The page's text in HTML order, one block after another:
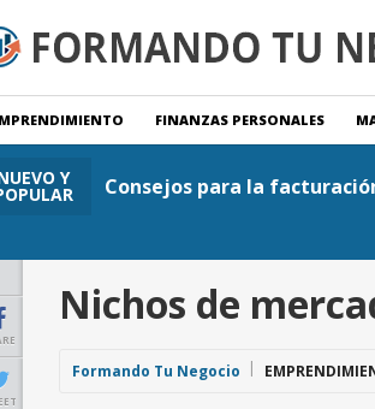
FINANZAS PERSONALES
Y Consejos para la
Nichos de
Formando Tu Negocio